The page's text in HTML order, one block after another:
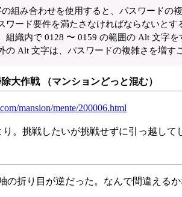
組み合わせを使用すると、パスワードの
ワード要件を満たさなければならないと
組織内で 0128 〜 0159 の範囲の Alt 文字
の Alt 文字は、パスワードの複雑さを増す
大作戦 （マンションどっと混む）
mansion/mente/200006.html
り。挑戦したいが挑戦せずに引っ越して
の折り目が逆だった。なんで間違えるか